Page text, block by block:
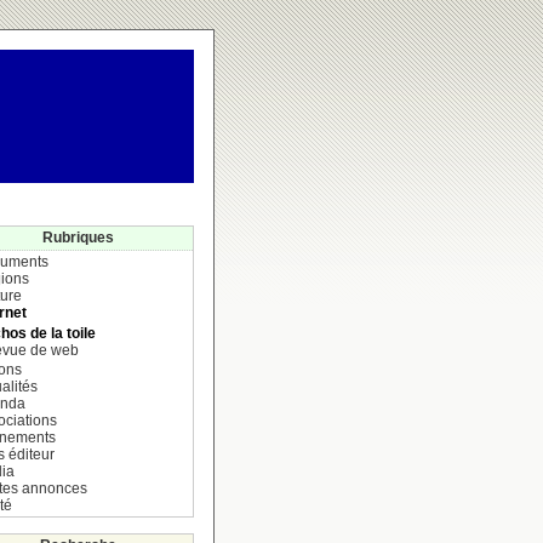
Rubriques
de la toile
de web
éditeur
annonces